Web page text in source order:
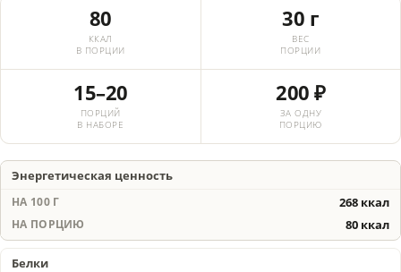
80
ККАЛ
В ПОРЦИИ
30 г
ВЕС
ПОРЦИИ
15–20
ПОРЦИЙ
В НАБОРЕ
200 ₽
ЗА ОДНУ
ПОРЦИЮ
Энергетическая ценность
268 ккал
80 ккал
Белки